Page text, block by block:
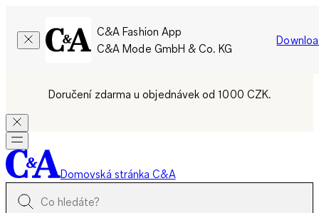
C&A Fashion App
C&A Mode GmbH & Co. KG
Doručení zdarma u objednávek od 1000 CZK.
Domovská stránka C&A